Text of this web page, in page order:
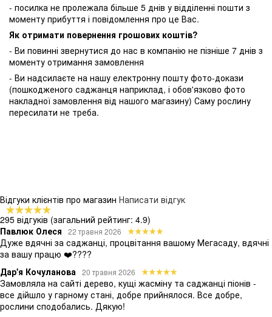
- посилка не пролежала більше 5 днів у відділенні пошти з
моменту прибуття і повідомлення про це Вас.
Як отримати повернення грошових коштів?
- Ви повинні звернутися до нас в компанію не пізніше 7 днів з
моменту отримання замовлення
- Ви надсилаєте на нашу електронну пошту фото-докази
(пошкодженого саджанця наприклад, і обов'язково фото
накладної замовлення від нашого магазину) Саму рослину
пересилати не треба.
Відгуки клієнтів про магазин Написати відгук
295 відгуків (загальний рейтинг: 4.9)
Павлюк Олеся
22 травня 2026
Дуже вдячні за саджанці, процвітання вашому Мегасаду, вдячні
за вашу працю ❤️????
Дар'я Кочуланова
20 травня 2026
Замовляла на сайті дерево, кущі жасміну та саджанці піонів -
все дійшло у гарному стані, добре прийнялося. Все добре,
рослини сподобались. Дякую!